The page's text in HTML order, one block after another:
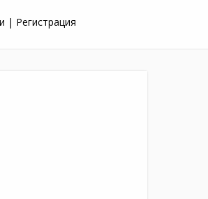
| Регистрация